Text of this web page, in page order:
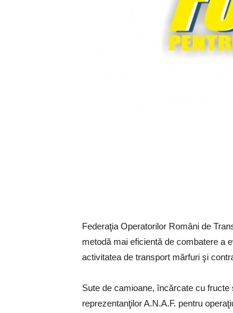
Federaţia Operatorilor Români de
metodă mai eficientă de combatere a
activitatea de transport mărfuri şi
Sute de camioane, încărcate cu
reprezentanţilor A.N.A.F. pentru